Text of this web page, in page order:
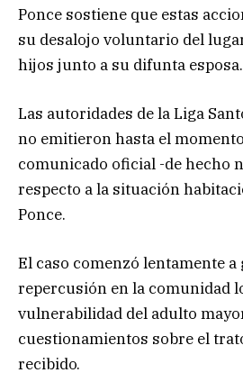
Ponce sostiene que estas
su desalojo voluntario del
hijos junto a su difunta esposa.
Las autoridades de la Liga
no emitieron hasta el
comunicado oficial -de hecho
respecto a la situación
Ponce.
El caso comenzó lentamente a
repercusión en la comunidad
vulnerabilidad del adulto
cuestionamientos sobre el
recibido.